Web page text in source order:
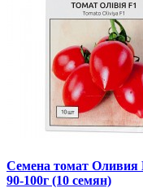
Семена томат Оливия
90-100г (10 семян)